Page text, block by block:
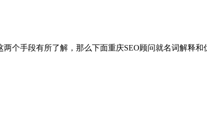
个手段有所了解，那么下面重庆SEO顾问就名词解释